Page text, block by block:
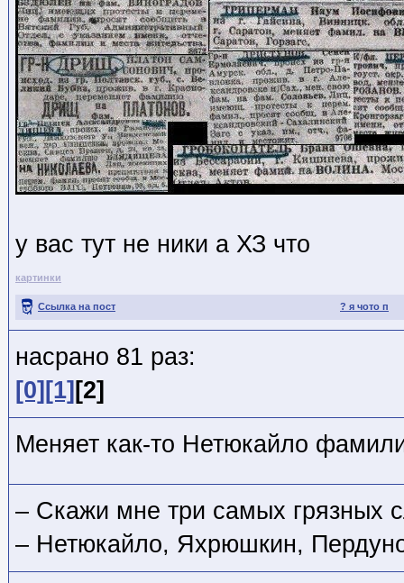
у вас тут не ники а ХЗ что
картинки
? я чото п
Ссылка на пост
насрано 81 раз:
[0] [1] [2]
Меняет как-то Нетюкайло
– Скажи мне три самых грязных
– Нетюкайло, Яхрюшкин,